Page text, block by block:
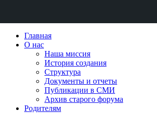
Skip
Главная
О нас
Наша миссия
История создания
Структура
Документы и отчеты
Публикации в СМИ
Архив старого форума
Родителям